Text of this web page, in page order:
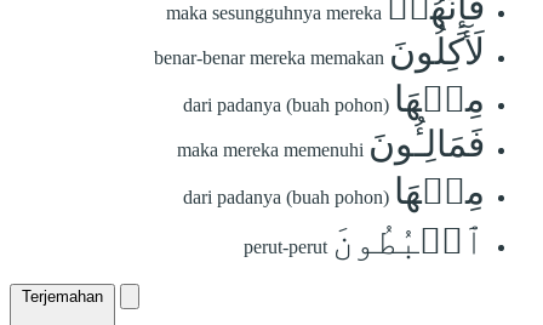
maka sesungguhnya mereka
لَأٓكِلُونَ benar-benar mereka memakan
مِنۡهَا dari padanya (buah pohon)
فَمَالِـُٔونَ maka mereka memenuhi
مِنۡهَا dari padanya (buah pohon)
ٱلۡبُطُونَ perut-perut
Terjemahan